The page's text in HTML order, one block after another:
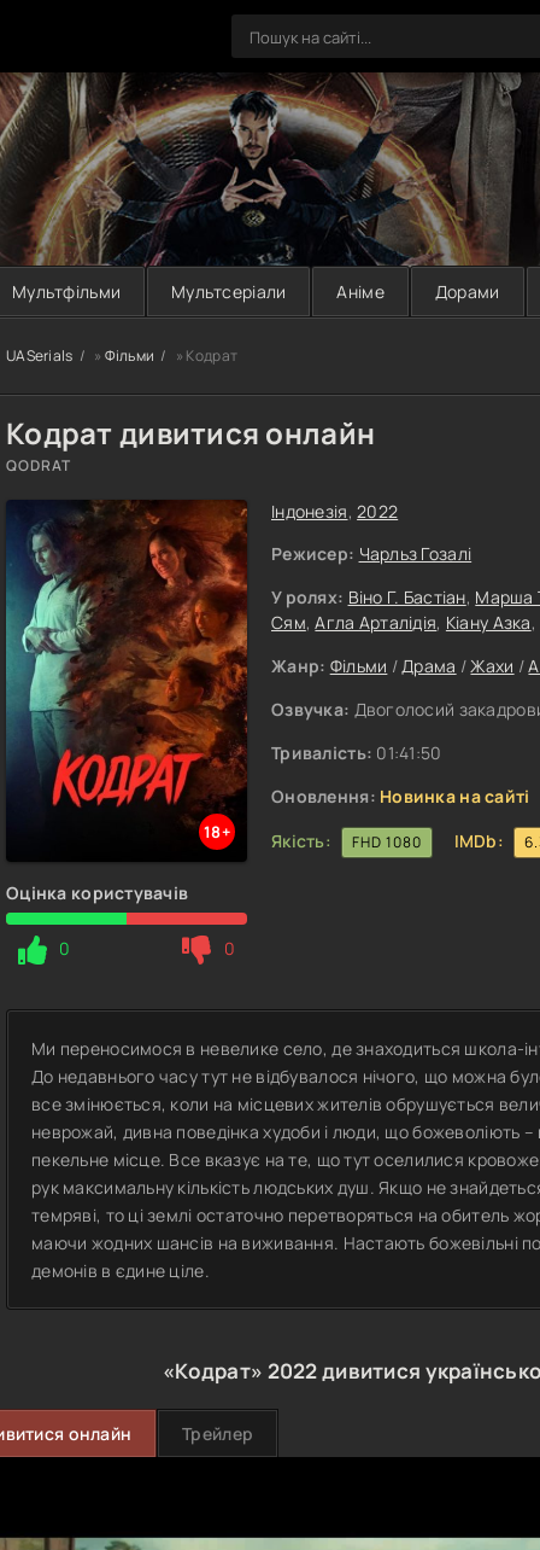
Мультфільми Мультсеріали Аніме Дорами
UASerials » Фільми » Кодрат
Кодрат дивитися онлайн
QODRAT
18+
Оцінка користувачів
0 0
Індонезія,2022
Режисер: Чарльз Гозалі
У ролях: Віно Г. Бастіан, Марша
Сям,Агла Арталідія, Кіану Азка,
Жанр: Фільми /Драма /Жахи /
Озвучка: Двоголосий
Тривалість: 01:41:50
Оновлення: Новинка на сайті
Якість:
FHD 1080 IMDb:
Ми переносимося в невелике село, де знаходиться школа-
До недавнього часу тут не відбувалося нічого, що можна
все змінюється, коли на місцевих жителів обрушується
неврожай, дивна поведінка худоби і люди, що божеволіють
пекельне місце. Все вказує на те, що тут оселилися
рук максимальну кількість людських душ. Якщо не
темряві, то ці землі остаточно перетворяться на обитель
маючи жодних шансів на виживання. Настають божевільні
демонів в єдине ціле.
«Кодрат» 2022дивитися
онлайн Трейлер